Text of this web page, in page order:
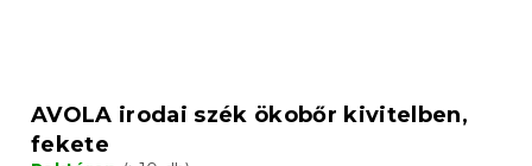
AVOLA irodai szék ökobőr kivitelben,
fekete